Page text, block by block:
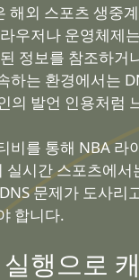
해외 스포츠 생중
우저나 운영체제
정보를 참조하
하는 환경에서는
의 발언 인용처럼
비를 통해 NBA
시간 스포츠에
문제가 도사
합니다.
행으로